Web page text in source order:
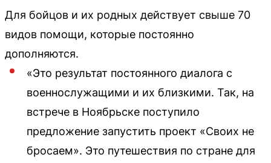
Для бойцов и их родных действует свыше 70
видов помощи, которые постоянно
дополняются.
«Это результат постоянного диалога с
военнослужащими и их близкими. Так, на
встрече в Ноябрьске поступило
предложение запустить проект «Своих не
бросаем». Это путешествия по стране для